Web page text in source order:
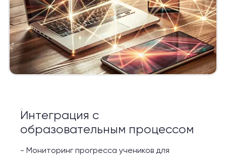
Интеграция с
образовательным процессом
- Мониторинг прогресса учеников для